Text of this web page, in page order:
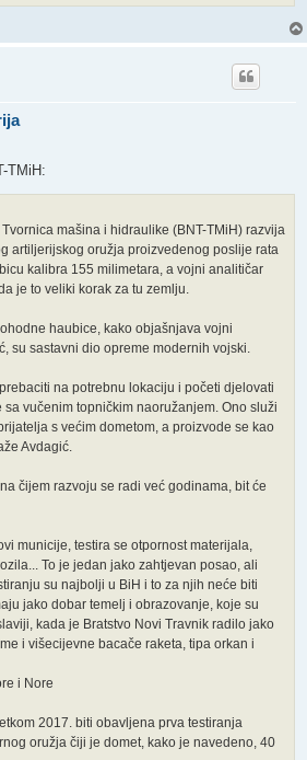
TMiH:
mašina i hidraulike (BNT-TMiH) razvija
artiljerijskog oružja proizvedenog poslije rata
kalibra 155 milimetara, a vojni analitičar
je to veliki korak za tu zemlju.
haubice, kako objašnjava vojni
su sastavni dio opreme modernih vojski.
na potrebnu lokaciju i početi djelovati
vučenim topničkim naoružanjem. Ono služi
s većim dometom, a proizvode se kao
Avdagić.
čijem razvoju se radi već godinama, bit će
municije, testira se otpornost materijala,
To je jedan jako zahtjevan posao, ali
su najbolji u BiH i to za njih neće biti
jako dobar temelj i obrazovanje, koje su
kada je Bratstvo Novi Travnik radilo jako
i višecijevne bacače raketa, tipa orkan i
i Nore
2017. biti obavljena prva testiranja
oružja čiji je domet, kako je navedeno, 40